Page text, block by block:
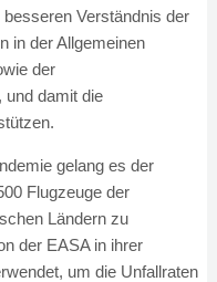
Verständnis der
in der Allgemeinen
der
und damit die
gelang es der
Flugzeuge der
Ländern zu
der EASA in ihrer
um die Unfallraten